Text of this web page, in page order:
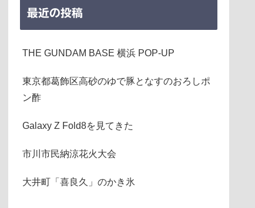
最近の投稿
THE GUNDAM BASE 横浜 POP-UP
東京都葛飾区高砂のゆで豚となすのおろしポ
ン酢
Galaxy Z Fold8を見てきた
市川市民納涼花火大会
大井町「喜良久」のかき氷